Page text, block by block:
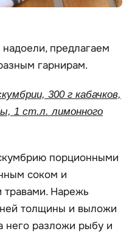
предлагаем
гарнирам.
300 г кабачков,
1 ст.л. лимонного
порционными
соком и
Нарежь
толщины и выложи
него разложи рыбу и